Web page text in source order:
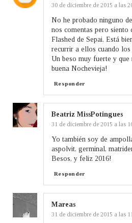
30 de diciembre de 2015 a las
No he probado ninguno
nos comentas pero siento
Flashed de Sepai. Está
recurrir a ellos cuando los
Un beso muy fuerte y que
buena Nochevieja!
Responder
Beatriz MissPotingues
31 de diciembre de 2015 a las
Yo también soy de
aspolvit, germinal,
Besos, y feliz 2016!
Responder
Mareas
31 de diciembre de 2015 a las